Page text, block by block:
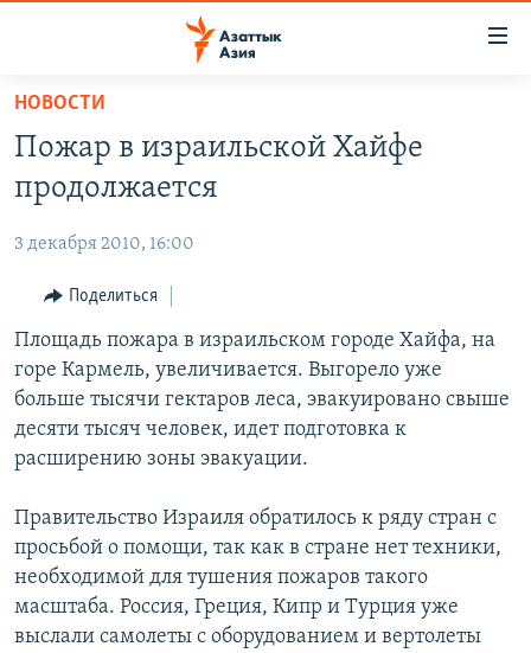
Вернуться
основному
содержанию
Вернутся
навигации
Вернутся
поиску
КАЗАХСТАН
УЗБЕКИСТАН
ТАДЖИКИСТАН
НОВОСТИ
ВОЙНА В УКРАИНЕ
НА ДРУГИХ ЯЗЫКАХ
ҚАЗАҚША
КЫРГЫЗЧА
ЎЗБЕКЧА
ТОҶИКӢ
TÜRKMENÇE
Все сайты РСЕ/РС
НОВОСТИ
Пожар в израильской Хайфе
продолжается
3 декабря 2010, 16:00
Поделиться
Площадь пожара в израильском городе Хайфа, на
горе Кармель, увеличивается. Выгорело уже
больше тысячи гектаров леса, эвакуировано свыше
десяти тысяч человек, идет подготовка к
расширению зоны эвакуации.
Правительство Израиля обратилось к ряду стран с
просьбой о помощи, так как в стране нет техники,
необходимой для тушения пожаров такого
масштаба. Россия, Греция, Кипр и Турция уже
выслали самолеты с оборудованием и вертолеты